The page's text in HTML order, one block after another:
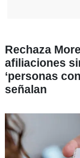
Rechaza
afiliaciones
‘personas
señalan